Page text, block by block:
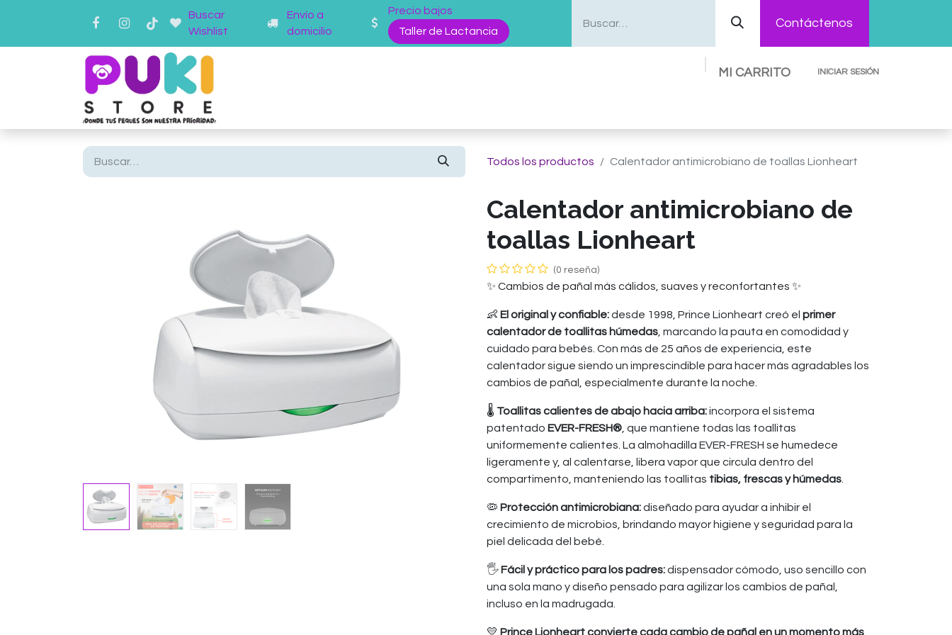
Buscar
Wishlist
Envío a
domicilio
Precio bajos
Taller de Lactancia
Contáctenos
MI CARRITO INICIAR SESIÓN
Todos los productos Calentador antimicrobiano de toallas Lionheart
Calentador antimicrobiano de
toallas Lionheart
(0 reseña)
✨ Cambios de pañal más cálidos, suaves y reconfortantes ✨
👶 El original y confiable:desde 1998, Prince Lionheart creó el primer
calentador de toallitas húmedas, marcando la pauta en comodidad y
cuidado para bebés. Con más de 25 años de experiencia, este
calentador sigue siendo un imprescindible para hacer más agradables los
cambios de pañal, especialmente durante la noche.
🌡️ Toallitas calientes de abajo hacia arriba:incorpora el sistema
patentado EVER-FRESH®, que mantiene todas las toallitas
uniformemente calientes. La almohadilla EVER-FRESH se humedece
ligeramente y, al calentarse, libera vapor que circula dentro del
compartimento, manteniendo las toallitas tibias, frescas y húmedas.
🦠 Protección antimicrobiana:diseñado para ayudar a inhibir el
crecimiento de microbios, brindando mayor higiene y seguridad para la
piel delicada del bebé.
🖐️ Fácil y práctico para los padres:dispensador cómodo, uso sencillo con
una sola mano y diseño pensado para agilizar los cambios de pañal,
incluso en la madrugada.
💛 Prince Lionheart convierte cada cambio de pañal en un momento más